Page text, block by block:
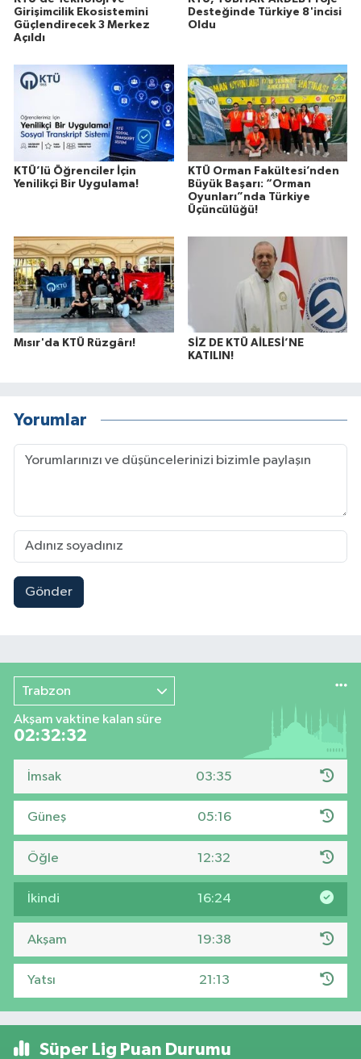
Girişimcilik Ekosistemini
Güçlendirecek 3 Merkez
Açıldı
Desteğinde Türkiye 8'incisi
Oldu
KTÜ’lü Öğrenciler İçin
Yenilikçi Bir Uygulama!
KTÜ Orman Fakültesi’nden
Büyük Başarı: “Orman
Oyunları”nda Türkiye
Üçüncülüğü!
Mısır'da KTÜ Rüzgârı!
SİZ DE KTÜ AİLESİ’NE
KATILIN!
Yorumlar
Gönder
Trabzon
Akşam vaktine kalan süre
02:32:30
İmsak 03:35
Güneş 05:16
Öğle 12:32
İkindi 16:24
Akşam 19:38
Yatsı 21:13
Süper Lig Puan Durumu